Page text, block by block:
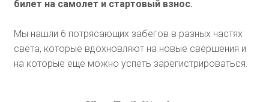
билет на самолет и стартовый взнос.
Мы нашли 6 потрясающих забегов в разных частях
света, которые вдохновляют на новые свершения и
на которые еще можно успеть зарегистрироваться.